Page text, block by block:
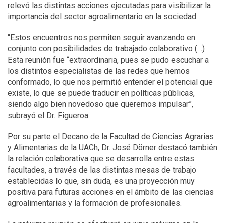
relevó las distintas acciones ejecutadas para visibilizar la
importancia del sector agroalimentario en la sociedad.
“Estos encuentros nos permiten seguir avanzando en
conjunto con posibilidades de trabajado colaborativo (…)
Esta reunión fue “extraordinaria, pues se pudo escuchar a
los distintos especialistas de las redes que hemos
conformado, lo que nos permitió entender el potencial que
existe, lo que se puede traducir en políticas públicas,
siendo algo bien novedoso que queremos impulsar”,
subrayó el Dr. Figueroa.
Por su parte el Decano de la Facultad de Ciencias Agrarias
y Alimentarias de la UACh, Dr. José Dörner destacó también
la relación colaborativa que se desarrolla entre estas
facultades, a través de las distintas mesas de trabajo
establecidas lo que, sin duda, es una proyección muy
positiva para futuras acciones en el ámbito de las ciencias
agroalimentarias y la formación de profesionales.